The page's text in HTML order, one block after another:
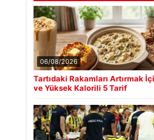
06/08/2026
Tartıdaki Rakamları Artırmak
ve Yüksek Kalorili 5 Tarif